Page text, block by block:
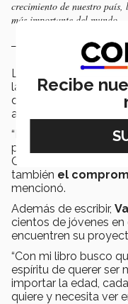
crecimiento de nuestro
más importante del mundo.
​La ceremonia se
la
Universidad
donde Valeria estuvo
amigos.
“Es imposible
por mi mente, mi
Como dice mi mamá,
también el
mencionó.
Además de escribir,
cientos de jóvenes
encuentren su
“Con mi libro busco
espíritu de querer ser
importar la edad,
quiere y necesita ver
Recibe